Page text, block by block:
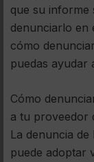
que su informe
denunciarlo en
cómo
puedas ayudar
Cómo
a tu proveedor
La denuncia
puede adoptar